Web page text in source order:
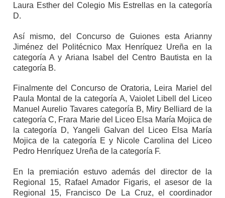
Laura Esther del Colegio Mis Estrellas en la categoría
D.
Así mismo, del Concurso de Guiones esta Arianny
Jiménez del Politécnico Max Henríquez Ureña en la
categoría A y Ariana Isabel del Centro Bautista en la
categoría B.
Finalmente del Concurso de Oratoria, Leira Mariel del
Paula Montal de la categoría A, Vaiolet Libell del Liceo
Manuel Aurelio Tavares categoría B, Miry Belliard de la
categoría C, Frara Marie del Liceo Elsa María Mojica de
la categoría D, Yangeli Galvan del Liceo Elsa María
Mojica de la categoría E y Nicole Carolina del Liceo
Pedro Henríquez Ureña de la categoría F.
En la premiación estuvo además del director de la
Regional 15, Rafael Amador Figaris, el asesor de la
Regional 15, Francisco De La Cruz, el coordinador